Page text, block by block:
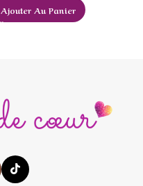
Ajouter Au Panier